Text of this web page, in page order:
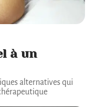
à un
alternatives qui